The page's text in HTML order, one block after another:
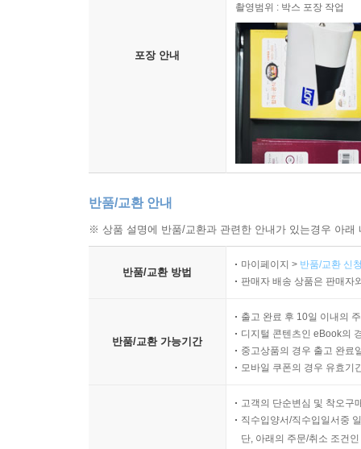
포장 안내
촬영범위 : 박스 포장 작업
반품/교환 안내
※ 상품 설명에 반품/교환과 관련한 안내가 있는경우 아
반품/교환 방법
마이페이지 > 반품/교환 신
판매자 배송 상품은 판매자
반품/교환 가능기간
출고 완료 후 10일 이내의
디지털 콘텐츠인 eBook의
중고상품의 경우 출고 완료
모바일 쿠폰의 경우 유효기
고객의 단순변심 및 착오구
직수입양서/직수입일서중
단, 아래의 주문/취소 조건